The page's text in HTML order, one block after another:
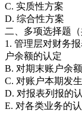
C. 实质性方案
D. 综合性方案
二、多项选择题（
1. 管理层对财务
户余额的认定
B. 对期末账户余
C. 对账户本期发
D. 对报表列报的
E. 对各类业务的